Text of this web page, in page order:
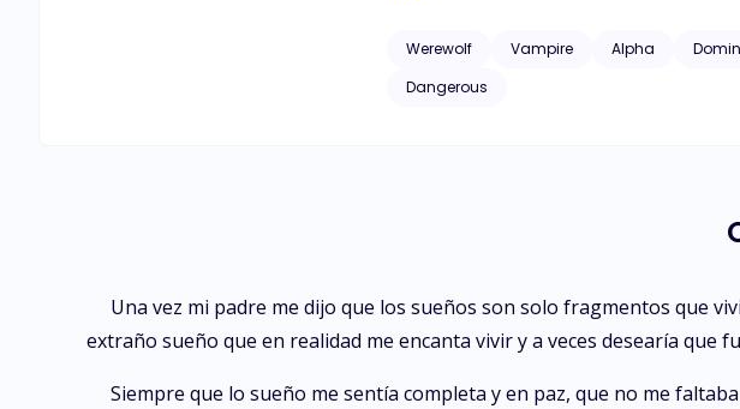
Werewolf Vampire Alpha
Dangerous
Una vez mi padre me dijo que los sueños son solo fragmentos que
extraño sueño que en realidad me encanta vivir y a veces desearía que
Siempre que lo sueño me sentía completa y en paz, que no me